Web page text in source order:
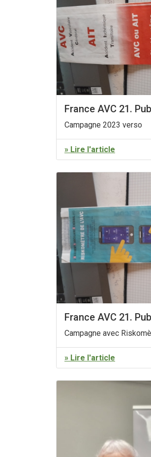
France AVC 21.
Campagne 2023 verso
» Lire l'article
France AVC 21.
Campagne avec
» Lire l'article